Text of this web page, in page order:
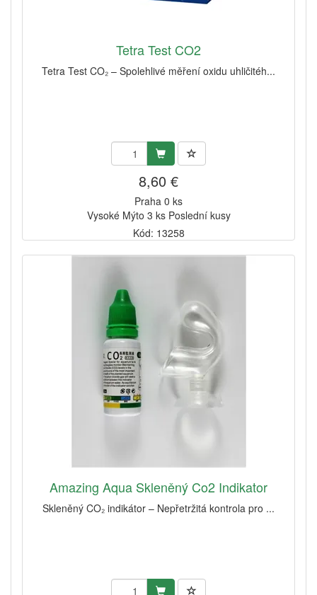
Tetra Test CO2
Tetra Test CO₂ – Spolehlivé měření oxidu uhličitéh...
8,60 €
Praha 0 ks
Vysoké Mýto 3 ks Poslední kusy
Kód: 13258
Amazing Aqua Skleněný Co2 Indikator
Skleněný CO₂ indikátor – Nepřetržitá kontrola pro ...